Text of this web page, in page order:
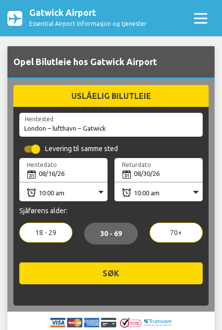
Gatwick Airport
Essential Airport Informasjon og tjenester
Opel Bilutleie hos Gatwick Airport
USLÅELIG BILUTLEIE
Hentested
Levering til samme sted
Hentedato Returdato
Sjåførens alder:
18 - 29 30 - 69 70+
SØK